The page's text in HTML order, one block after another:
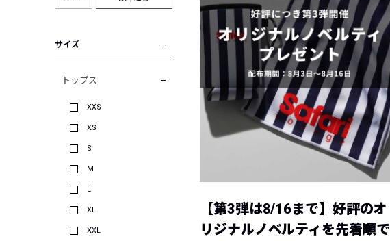
サイズ
トップス
XXS
XS
S
M
L
XL
XXL
【第3弾は8/16まで】好評のオ
リジナルノベルティを先着順で